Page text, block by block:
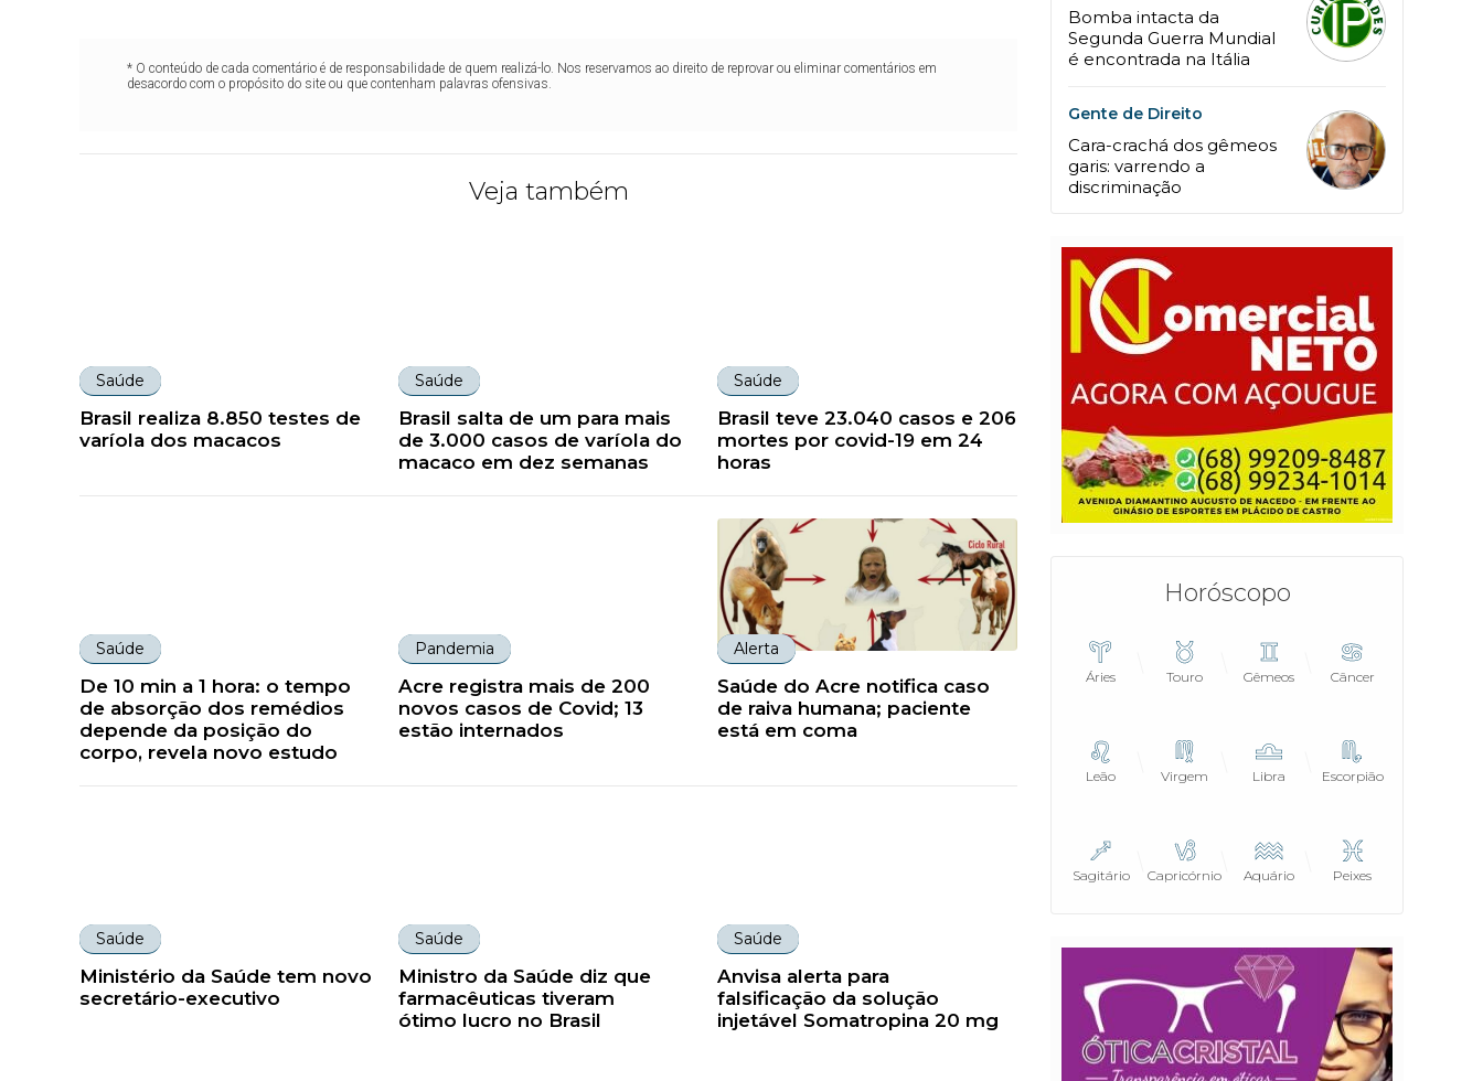
* O conteúdo de cada comentário é de responsabilidade de quem realizá-lo. Nos reservamos ao direito de reprovar ou eliminar comentários em
desacordo com o propósito do site ou que contenham palavras ofensivas.
Veja também
Saúde
Brasil realiza 8.850 testes de
varíola dos macacos
Saúde
Brasil salta de um para mais
de 3.000 casos de varíola do
macaco em dez semanas
Saúde
Brasil teve 23.040 casos e 206
mortes por covid-19 em 24
horas
Saúde
De 10 min a 1 hora: o tempo
de absorção dos remédios
depende da posição do
corpo, revela novo estudo
Pandemia
Acre registra mais de 200
novos casos de Covid; 13
estão internados
Alerta
Saúde do Acre notifica caso
de raiva humana; paciente
está em coma
Saúde
Ministério da Saúde tem novo
secretário-executivo
Saúde
Ministro da Saúde diz que
farmacêuticas tiveram
ótimo lucro no Brasil
Saúde
Anvisa alerta para
falsificação da solução
injetável Somatropina 20 mg
Bomba intacta da
Segunda Guerra Mundial
é encontrada na Itália
Gente de Direito
Cara-crachá dos gêmeos
garis: varrendo a
discriminação
Horóscopo
Áries Touro Gêmeos Câncer
Leão Virgem Libra Escorpião
Sagitário Capricórnio Aquário Peixes